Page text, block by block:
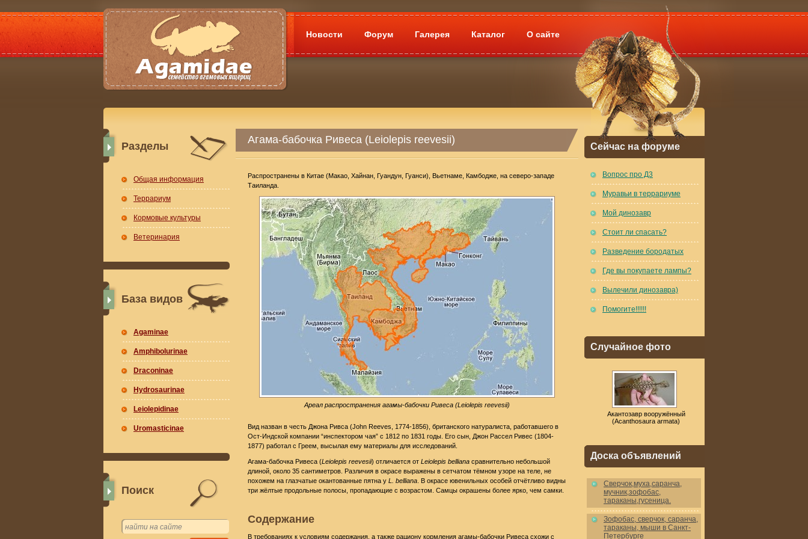
Новости Форум Галерея Каталог О сайте
Разделы
Общая информация
Террариум
Кормовые культуры
Ветеринария
База видов
Agaminae
Amphibolurinae
Draconinae
Hydrosaurinae
Leiolepidinae
Uromasticinae
Поиск
Агама-бабочка Ривеса (Leiolepis reevesii)
Распространены в Китае (Макао, Хайнан, Гуандун, Гуанси), Вьетнаме, Камбодже, на северо-западе
Таиланда.
Ареал распространения агамы-бабочки Ривеса (Leiolepis reevesii)
Вид назван в честь Джона Ривса (John Reeves, 1774-1856), британского натуралиста, работавшего в
Ост-Индской компании “инспектором чая” с 1812 по 1831 годы. Его сын, Джон Рассел Ривес (1804-
1877) работал с Греем, высылая ему материалы для исследований.
Агама-бабочка Ривеса (Leiolepis reevesii) отличается от Leiolepis belliana сравнительно небольшой
длиной, около 35 сантиметров. Различия в окрасе выражены в сетчатом тёмном узоре на теле, не
похожем на глазчатые окантованные пятна у L. belliana . В окрасе ювенильных особей отчётливо видны
три жёлтые продольные полосы, пропадающие с возрастом. Самцы окрашены более ярко, чем самки.
Содержание
В требованиях к условиям содержания, а также рациону кормления агамы-бабочки Ривеса схожи с
Сейчас на форуме
Вопрос про Д3
Муравьи в террариуме
Мой динозавр
Стоит ли спасать?
Разведение бородатых
Где вы покупаете лампы?
Вылечили динозавра)
Помогите!!!!!!
Случайное фото
Акантозавр вооружённый
(Acanthosaura armata)
Доска объявлений
Cверчок,муха,саранча,
мучник,зофобас,
тараканы,гусеница.
Зофобас, сверчок, саранча,
тараканы, мыши в Санкт-
Петербурге